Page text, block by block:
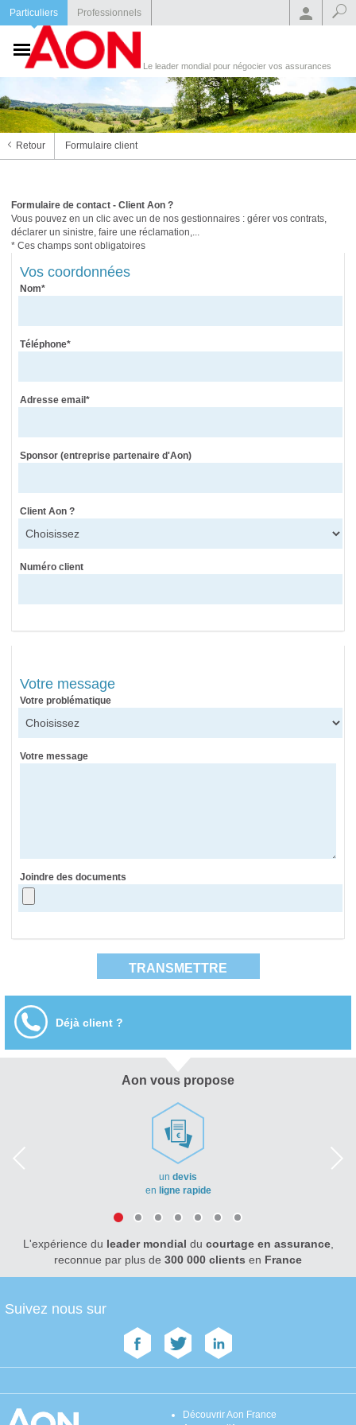
Particuliers Professionnels
Le leader mondial pour négocier vos assurances
Retour Formulaire client
Formulaire de contact - Client Aon ?
Vous pouvez en un clic avec un de nos gestionnaires : gérer vos contrats,
déclarer un sinistre, faire une réclamation,...
* Ces champs sont obligatoires
Vos coordonnées
Nom*
Téléphone*
Adresse email*
Sponsor (entreprise partenaire d'Aon)
Client Aon ?
Numéro client
Votre message
Votre problématique
Votre message
Joindre des documents
Déjà client ?
Aon vous propose
un devis
en ligne rapide
L'expérience du leader mondial du courtage en assurance,
reconnue par plus de 300 000 clients en France
Suivez nous sur
Découvrir Aon France